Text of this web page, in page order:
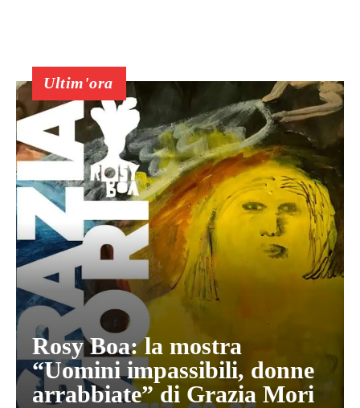
Ultim'ora
Rosy Boa: la mostra
“Uomini impassibili, donne
arrabbiate” di Grazia Mori